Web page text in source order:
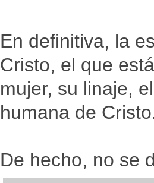
En definitiva, la
Cristo, el que
mujer, su linaje,
humana de
De hecho, no se